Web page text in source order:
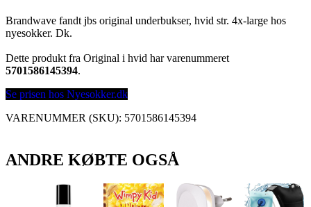
Brandwave fandt jbs original underbukser, hvid str. 4x-large hos
nyesokker. Dk.
Dette produkt fra Original i hvid har varenummeret
5701586145394.
Se prisen hos Nyesokker.dk
VARENUMMER (SKU): 5701586145394
ANDRE KØBTE OGSÅ